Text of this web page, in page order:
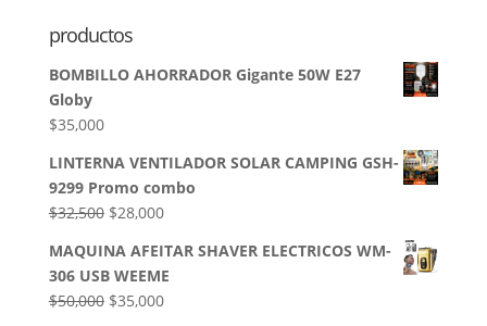
productos
BOMBILLO AHORRADOR Gigante 50W E27
Globy
$35,000
LINTERNA VENTILADOR SOLAR CAMPING GSH-
9299 Promo combo
$32,500 El
original
era:
$32,500.
$28,000El
actual
es:
$28,000.
MAQUINA AFEITAR SHAVER ELECTRICOS WM-
306 USB WEEME
$50,000 El
$35,000El